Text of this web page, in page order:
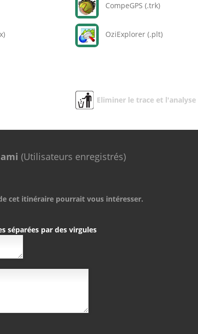
CompeGPS (.trk)
OziExplorer (.plt)
Eliminer le trace et l'analyse
(Utilisateurs enregistrés)
cet itinéraire pourrait vous intéresser.
séparées par des virgules